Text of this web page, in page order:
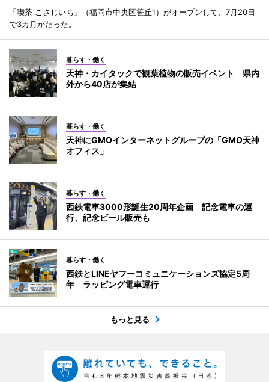
「喫茶 こさじいち」（福岡市中央区笹丘1）がオープンして、7月20日
で3カ月がたった。
暮らす・働く
天神・カイタックで観葉植物の販売イベント 県内
外から40店が集結
暮らす・働く
天神にGMOインターネットグループの「GMO天神
オフィス」
暮らす・働く
西鉄電車3000形誕生20周年企画 記念電車の運
行、記念ビール販売も
暮らす・働く
西鉄とLINEヤフーコミュニケーションズ協定5周
年 ラッピング電車運行
もっと見る